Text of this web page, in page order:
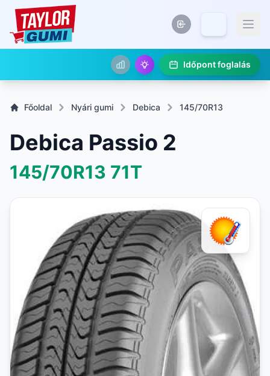
Időpont foglalás
Főoldal Nyári gumi Debica 145/70R13
Debica Passio 2
145/70R13 71T